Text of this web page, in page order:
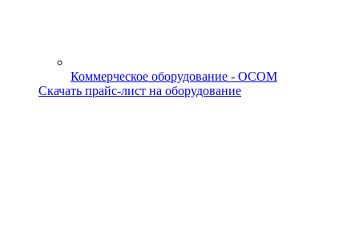
Коммерческое оборудование - OCOM
Скачать прайс-лист на оборудование